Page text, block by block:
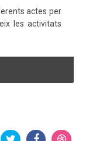
actes per
les activitats